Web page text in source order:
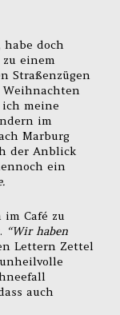
doch
einem
Straßenzügen
Weihnachten
meine
im
Marburg
der Anblick
ein
Café zu
“Wir haben
Lettern Zettel
auch